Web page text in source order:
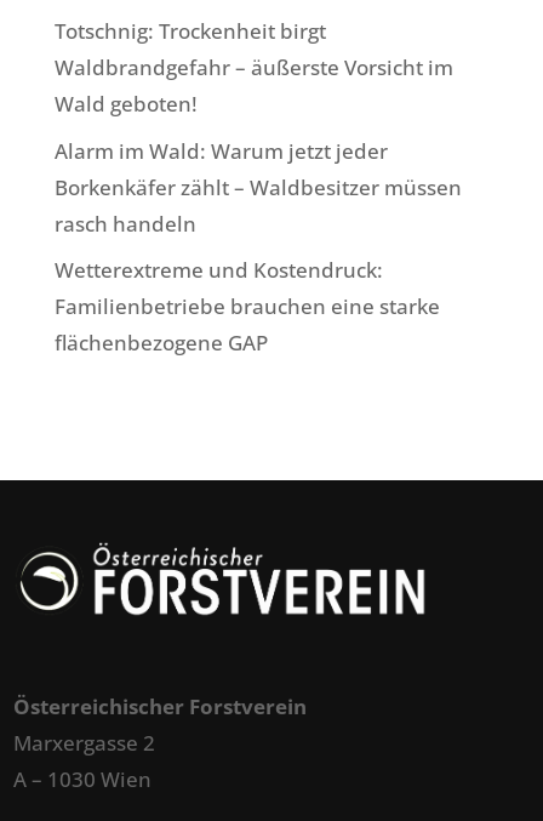
Totschnig: Trockenheit birgt
Waldbrandgefahr – äußerste Vorsicht im
Wald geboten!
Alarm im Wald: Warum jetzt jeder
Borkenkäfer zählt – Waldbesitzer müssen
rasch handeln
Wetterextreme und Kostendruck:
Familienbetriebe brauchen eine starke
flächenbezogene GAP
Österreichischer Forstverein
Marxergasse 2
A – 1030 Wien